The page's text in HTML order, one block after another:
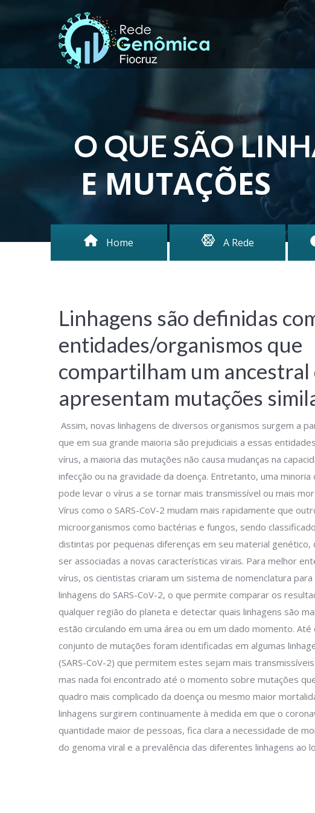
O QUE SÃO
E MUTAÇÕES
Home A Rede
Linhagens são definidas
entidades/organismos que
compartilham um ancestral
apresentam mutações
Assim, novas linhagens de diversos organismos surgem a
que em sua grande maioria são prejudiciais a essas
vírus, a maioria das mutações não causa mudanças na
infecção ou na gravidade da doença. Entretanto, uma minoria
pode levar o vírus a se tornar mais transmissível ou mais
Vírus como o SARS-CoV-2 mudam mais rapidamente que
microorganismos como bactérias e fungos, sendo
distintas por pequenas diferenças em seu material genético,
ser associadas a novas características virais. Para melhor
vírus, os cientistas criaram um sistema de nomenclatura
linhagens do SARS-CoV-2, o que permite comparar os
qualquer região do planeta e detectar quais linhagens são
estão circulando em uma área ou em um dado momento.
conjunto de mutações foram identificadas em algumas
(SARS-CoV-2) que permitem estes sejam mais
mas nada foi encontrado até o momento sobre mutações
quadro mais complicado da doença ou mesmo maior
linhagens surgirem continuamente à medida em que o
quantidade maior de pessoas, fica clara a necessidade de
do genoma viral e a prevalência das diferentes linhagens ao